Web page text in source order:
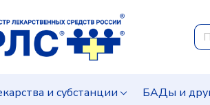
и субстанции БАДы и